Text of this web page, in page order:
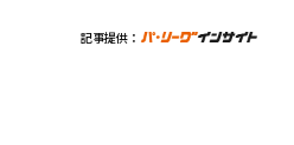
記事提供：